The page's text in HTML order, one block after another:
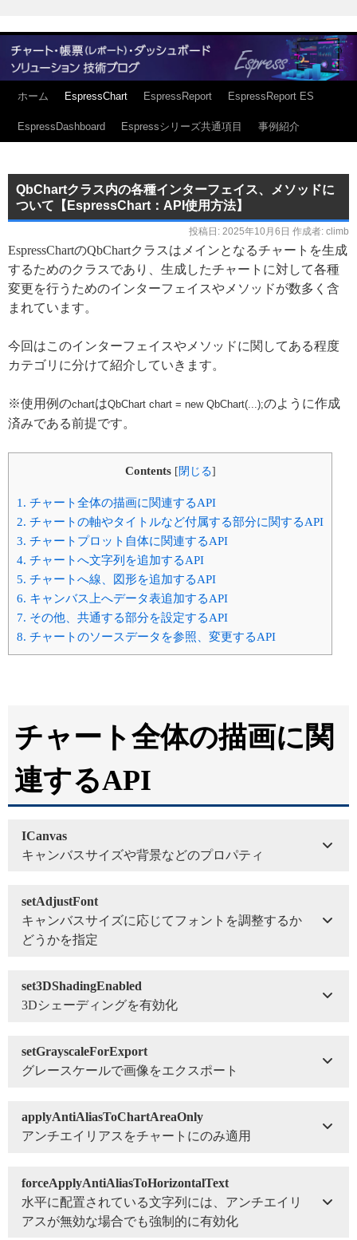
ホーム EspressChart EspressReport EspressReport ES
EspressDashboard Espressシリーズ共通項目 事例紹介
QbChartクラス内の各種インターフェイス、メソッドに
ついて【EspressChart：API使用方法】
投稿日: 2025年10月6日 作成者: climb
EspressChartのQbChartクラスはメインとなるチャートを生成
するためのクラスであり、生成したチャートに対して各種
変更を行うためのインターフェイスやメソッドが数多く含
まれています。
今回はこのインターフェイスやメソッドに関してある程度
カテゴリに分けて紹介していきます。
※使用例のchartはQbChart chart = new QbChart(...);のように作成
済みである前提です。
Contents [閉じる]
1. チャート全体の描画に関連するAPI
2. チャートの軸やタイトルなど付属する部分に関するAPI
3. チャートプロット自体に関連するAPI
4. チャートへ文字列を追加するAPI
5. チャートへ線、図形を追加するAPI
6. キャンバス上へデータ表追加するAPI
7. その他、共通する部分を設定するAPI
8. チャートのソースデータを参照、変更するAPI
チャート全体の描画に関
連するAPI
ICanvas
キャンバスサイズや背景などのプロパティ
setAdjustFont
キャンバスサイズに応じてフォントを調整するか
どうかを指定
set3DShadingEnabled
3Dシェーディングを有効化
setGrayscaleForExport
グレースケールで画像をエクスポート
applyAntiAliasToChartAreaOnly
アンチエイリアスをチャートにのみ適用
forceApplyAntiAliasToHorizontalText
水平に配置されている文字列には、アンチエイリ
アスが無効な場合でも強制的に有効化